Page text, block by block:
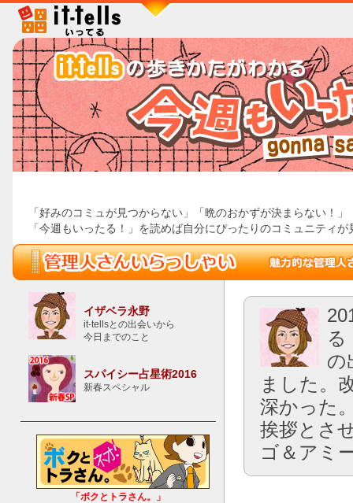
「好みのコミュが見つからない」「晩のおかずが決まらない！
「今週もいったる！」を読めば自分にぴったりのコミュニティ
イザベラ永野
it-tellsとの出会いから
今日までのこと
スパイシー占星術2016
新春スペシャル
「ボクとトラさん。」
る
の
ました。
深かった
挨拶とさ
ゴ＆アミ